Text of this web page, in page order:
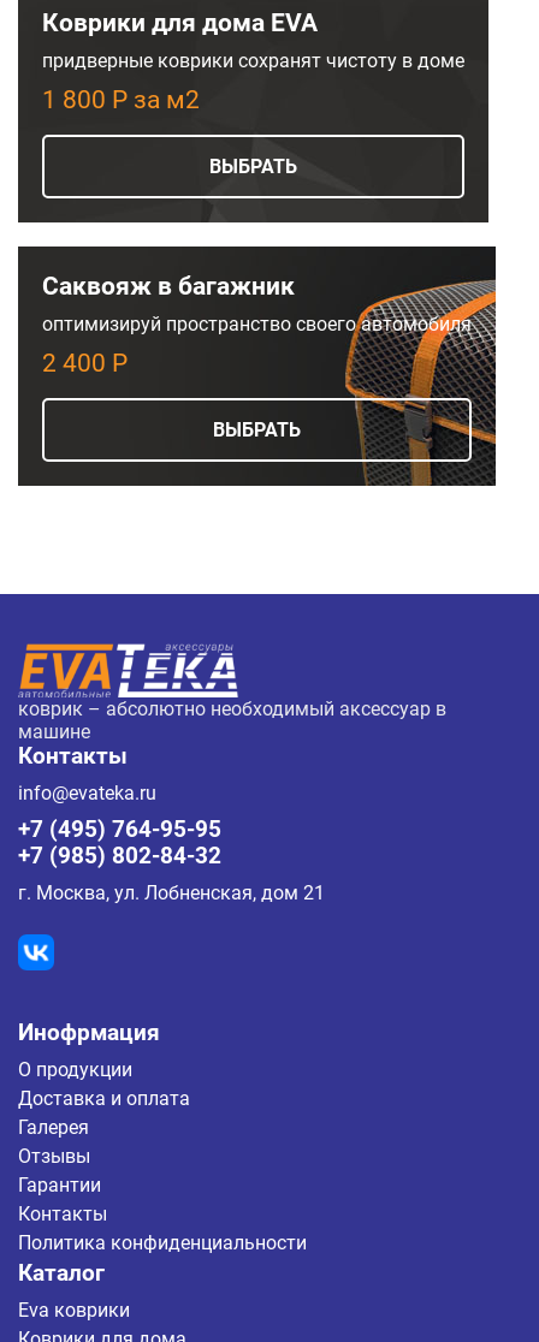
Коврики для дома EVA
придверные коврики сохранят чистоту в доме
1 800 Р за м2
ВЫБРАТЬ
Саквояж в багажник
оптимизируй пространство своего автомобиля
2 400 Р
ВЫБРАТЬ
коврик – абсолютно необходимый аксессуар в
машине
Контакты
info@evateka.ru
+7 (495) 764-95-95
+7 (985) 802-84-32
г. Москва, ул. Лобненская, дом 21
Инофрмация
О продукции
Доставка и оплата
Галерея
Отзывы
Гарантии
Контакты
Политика конфиденциальности
Каталог
Eva коврики